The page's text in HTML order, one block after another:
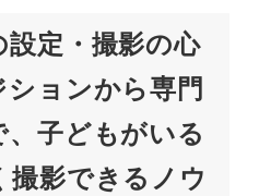
定・撮影の心
ョンから専門
子どもがいる
影できるノウ